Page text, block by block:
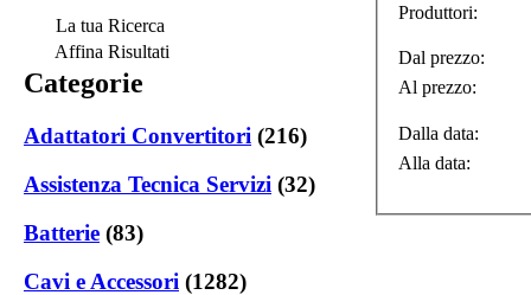
La tua Ricerca
Affina Risultati
Categorie
Adattatori Convertitori (216)
Assistenza Tecnica Servizi (32)
Batterie (83)
Cavi e Accessori (1282)
Produttori:
Dal prezzo:
Al prezzo:
Dalla data:
Alla data: